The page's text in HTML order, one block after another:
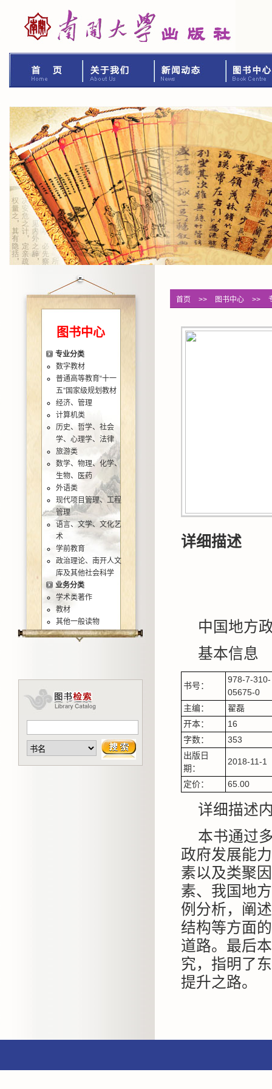
图书中心
专业分类
数字教材
普通高等教育“十一
五”国家级规划教材
经济、管理
计算机类
历史、哲学、社会
学、心理学、法律
旅游类
数学、物理、化学、
生物、医药
外语类
现代项目管理、工程
管理
语言、文学、文化艺
术
学前教育
政治理论、南开人文
库及其他社会科学
业务分类
学术类著作
教材
其他一般读物
首页 >> 图书中心 >>
详细描述
中国地方
基本信息
书号：
978-7-310-
05675-0
主编：
翟磊
开本：
16
字数：
353
出版日
期：
2018-11-1
定价： 65.00
详细描述
本书通过
政府发展能
素以及类聚
素、我国地
例分析，阐
结构等方面
道路。最后
究，指明了
提升之路。